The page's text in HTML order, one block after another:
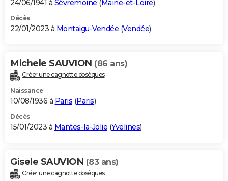
24/06/1941 à Sèvremoine ( Maine-et-Loire)
Décès
22/01/2023 à Montaigu-Vendée (Vendée)
Michele SAUVION (86 ans)
Créer une cagnotte obsèques
Naissance
10/08/1936 à Paris (Paris)
Décès
15/01/2023 à Mantes-la-Jolie (Yvelines)
Gisele SAUVION (83 ans)
Créer une cagnotte obsèques